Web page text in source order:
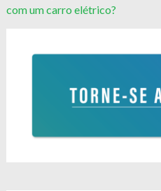
navigation
com um carro elétrico?